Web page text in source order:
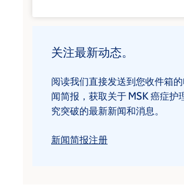
关注最新动态。
阅读我们直接发送到您收件箱
闻简报，获取关于 MSK 癌症护
究突破的最新新闻和消息。
新闻简报注册